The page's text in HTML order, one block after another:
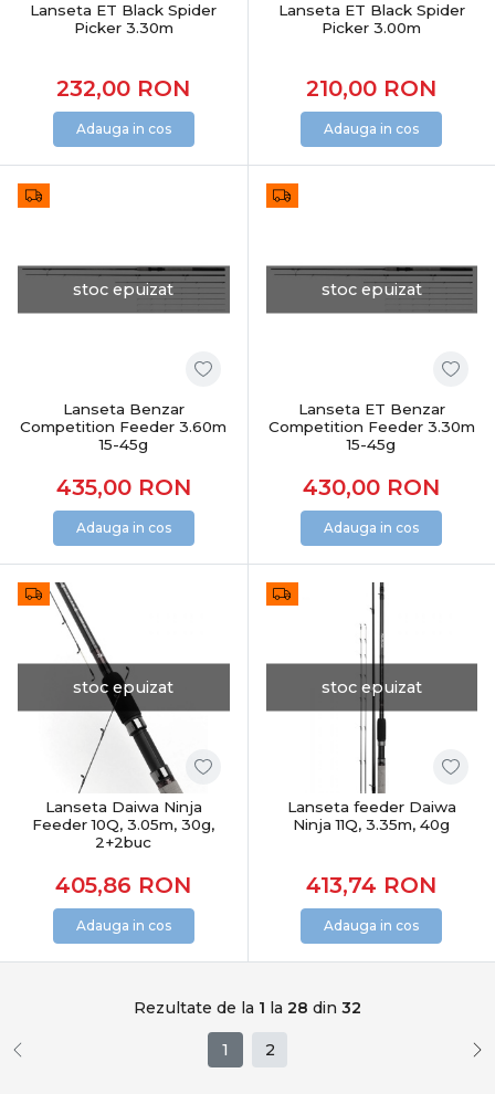
Lanseta ET Black Spider
Picker 3.30m
232,00 RON
Adauga in cos
Lanseta ET Black Spider
Picker 3.00m
210,00 RON
Adauga in cos
stoc epuizat
Lanseta Benzar
Competition Feeder 3.60m
15-45g
435,00 RON
Adauga in cos
stoc epuizat
Lanseta ET Benzar
Competition Feeder 3.30m
15-45g
430,00 RON
Adauga in cos
stoc epuizat
Lanseta Daiwa Ninja
Feeder 10Q, 3.05m, 30g,
2+2buc
405,86 RON
Adauga in cos
stoc epuizat
Lanseta feeder Daiwa
Ninja 11Q, 3.35m, 40g
413,74 RON
Adauga in cos
Rezultate de la 1 la 28 din 32
1 2